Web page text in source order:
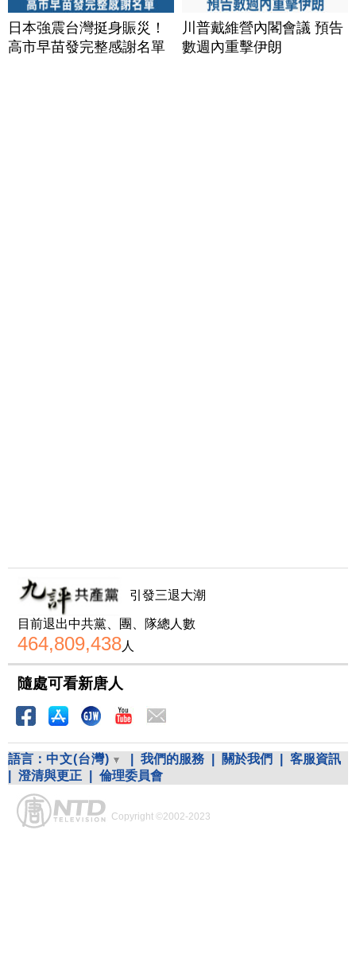
日本強震台灣挺身賑災！
高市早苗發完整感謝名單
川普戴維營內閣會議 預告
數週內重擊伊朗
引發三退大潮
目前退出中共黨、團、隊總人數
464,809,438人
隨處可看新唐人
語言： 中文(台灣) 我們的服務 關於我們
客服資訊
澄清與更正 倫理委員會
Copyright ©2002-2023